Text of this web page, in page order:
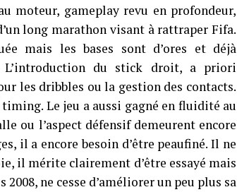
moteur, gameplay revu en profondeur,
long marathon visant à rattraper Fifa.
mais les bases sont d’ores et déjà
L’introduction du stick droit, a priori
les dribbles ou la gestion des contacts.
Le jeu a aussi gagné en fluidité au
ou l’aspect défensif demeurent encore
il a encore besoin d’être peaufiné. Il ne
il mérite clairement d’être essayé mais
ne cesse d’améliorer un peu plus sa